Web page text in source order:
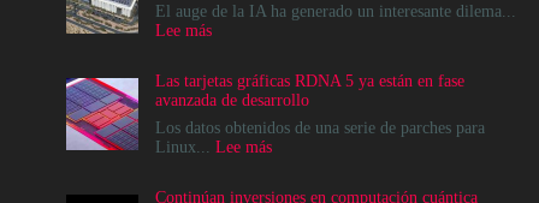
El auge de la IA ha generado un interesante dilema...
Lee más:
infraestructuras
de
IA
que
Las tarjetas gráficas RDNA 5 ya están en fase
avanzada de desarrollo
Los datos obtenidos de una serie de parches para
Linux... Lee más:
Continúan inversiones en computación cuántica